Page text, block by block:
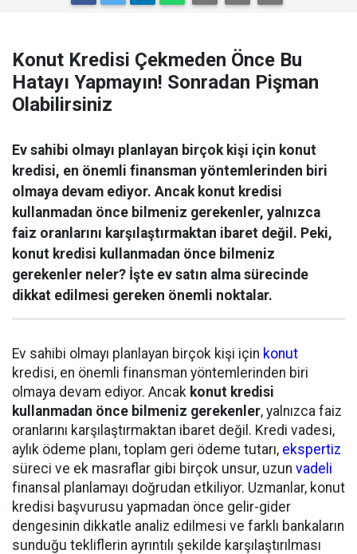
Konut Kredisi Çekmeden Önce Bu
Hatayı Yapmayın! Sonradan Pişman
Olabilirsiniz
Ev sahibi olmayı planlayan birçok kişi için konut
kredisi, en önemli finansman yöntemlerinden biri
olmaya devam ediyor. Ancak konut kredisi
kullanmadan önce bilmeniz gerekenler, yalnızca
faiz oranlarını karşılaştırmaktan ibaret değil. Peki,
konut kredisi kullanmadan önce bilmeniz
gerekenler neler? İşte ev satın alma sürecinde
dikkat edilmesi gereken önemli noktalar.
Ev sahibi olmayı planlayan birçok kişi için konut
kredisi, en önemli finansman yöntemlerinden biri
olmaya devam ediyor. Ancak konut kredisi
kullanmadan önce bilmeniz gerekenler, yalnızca faiz
oranlarını karşılaştırmaktan ibaret değil. Kredi vadesi,
aylık ödeme planı, toplam geri ödeme tutarı, ekspertiz
süreci ve ek masraflar gibi birçok unsur, uzun vadeli
finansal planlamayı doğrudan etkiliyor. Uzmanlar, konut
kredisi başvurusu yapmadan önce gelir-gider
dengesinin dikkatle analiz edilmesi ve farklı bankaların
sunduğu tekliflerin ayrıntılı şekilde karşılaştırılması